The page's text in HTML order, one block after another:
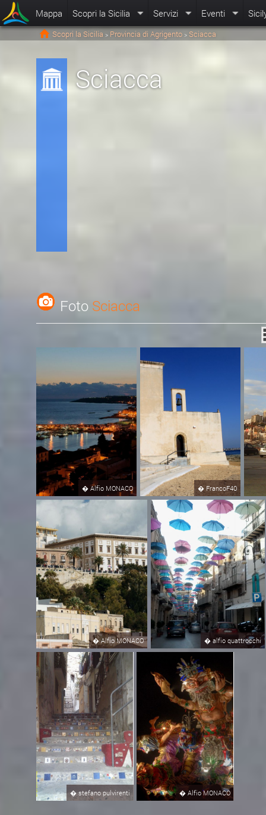
Mappa Scopri la Sicilia Servizi Eventi
Scopri la Sicilia > Provincia di Agrigento > Sciacca
Sciacca
Foto Sciacca
�Alfio MONACO � FrancoF40
�Alfio MONACO �alfio quattrocchi
�stefano pulvirenti � Alfio MONACO